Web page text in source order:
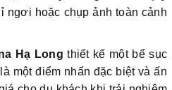
ngơi hoặc chụp ảnh toàn cảnh
Hạ Long thiết kế một bể sục
một điểm nhấn đặc biệt và ấn